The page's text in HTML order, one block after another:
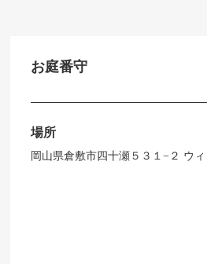
お庭番守
場所
岡山県倉敷市四十瀬５３１−２ ウ